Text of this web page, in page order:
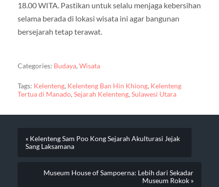
18.00 WITA. Pastikan untuk selalu menjaga kebersihan
selama berada di lokasi wisata ini agar bangunan
bersejarah tetap terawat.
Categories: Budaya,Wisata
Tags: Kelenteng, Kelenteng Ban Hin Khiong, Kelenteng
Tertua di Manado, Sejarah Kelenteng, Sulawesi Utara
« Kelenteng Sam Poo Kong Sejarah Akulturasi Jejak
Sang Laksamana
Museum House of Sampoerna: Lebih dari Sekadar
Museum Rokok »